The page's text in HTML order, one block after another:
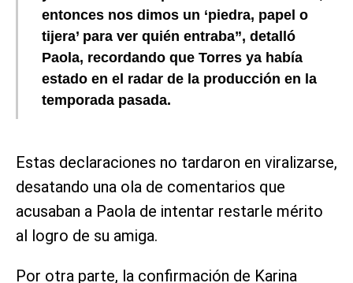
entonces nos dimos un ‘piedra, papel o
tijera’ para ver quién entraba”, detalló
Paola, recordando que Torres ya había
estado en el radar de la producción en la
temporada pasada.
Estas declaraciones no tardaron en viralizarse,
desatando una ola de comentarios que
acusaban a Paola de intentar restarle mérito
al logro de su amiga.
Por otra parte, la confirmación de Karina